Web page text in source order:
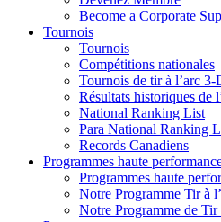
Become a Corporate
Tournois
Tournois
Compétitions nationales
Tournois de tir à l’arc
Résultats historiques de
National Ranking List
Para National Ranking
Records Canadiens
Programmes haute
Programmes haute
Notre Programme Tir à
Notre Programme de Tir